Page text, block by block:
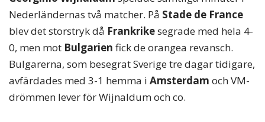
Nederländernas två matcher. På Stade de France
blev det storstryk då Frankrikesegrade med hela 4-
0, men mot Bulgarien fick de orangea revansch.
Bulgarerna, som besegrat Sverige tre dagar tidigare,
avfärdades med 3-1 hemma i Amsterdam och VM-
drömmen lever för Wijnaldum och co.